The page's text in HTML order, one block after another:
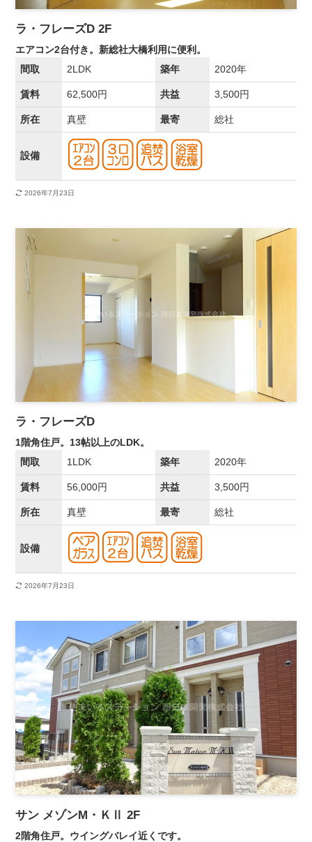
ラ・フレーズD 2F
エアコン2台付き。新総社大橋利用に便利。
間取
2LDK 築年 2020年
賃料 62,500円 共益 3,500円
所在 真壁 最寄 総社
設備
2026年7月23日
ラ・フレーズD
1階角住戸。13帖以上のLDK。
間取
1LDK 築年 2020年
賃料 56,000円 共益 3,500円
所在 真壁 最寄 総社
設備
2026年7月23日
サン メゾンM・ＫⅡ 2F
2階角住戸。ウイングバレイ近くです。